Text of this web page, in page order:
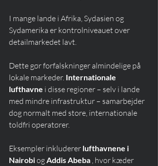
I mange lande i Afrika, Sydasien og
Sydamerika er kontrolniveauet over
detailmarkedet lavt.
Dette gør forfalskninger almindelige på
lokale markeder. Internationale
lufthavne i disse regioner – selv i lande
med mindre infrastruktur – samarbejder
dog normalt med store, internationale
toldfri operatører.
Eksempler inkluderer lufthavnene i
Nairobi og Addis Abeba , hvor kæder